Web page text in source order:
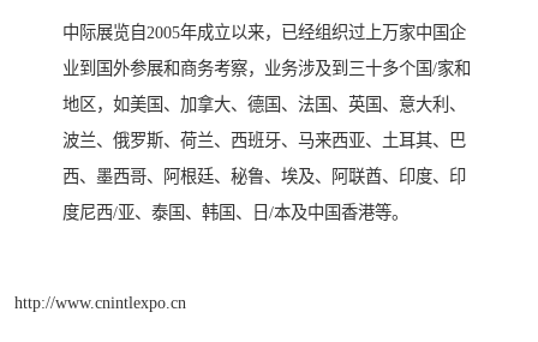
中际展览自2005年成立以来，已经组织过上万家中国企
业到国外参展和商务考察，业务涉及到三十多个国/家和
地区，如美国、加拿大、德国、法国、英国、意大利、
波兰、俄罗斯、荷兰、西班牙、马来西亚、土耳其、巴
西、墨西哥、阿根廷、秘鲁、埃及、阿联酋、印度、印
度尼西/亚、泰国、韩国、日/本及中国香港等。
http://www.cnintlexpo.cn